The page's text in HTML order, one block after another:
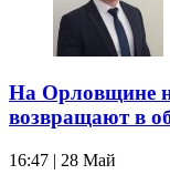
На Орловщине
возвращают в
16:47 | 28 Май